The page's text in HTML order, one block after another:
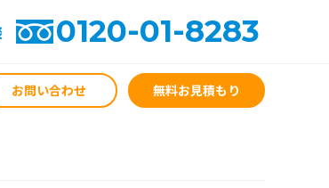
0120-01-8283
お問い合わせ 無料お見積もり